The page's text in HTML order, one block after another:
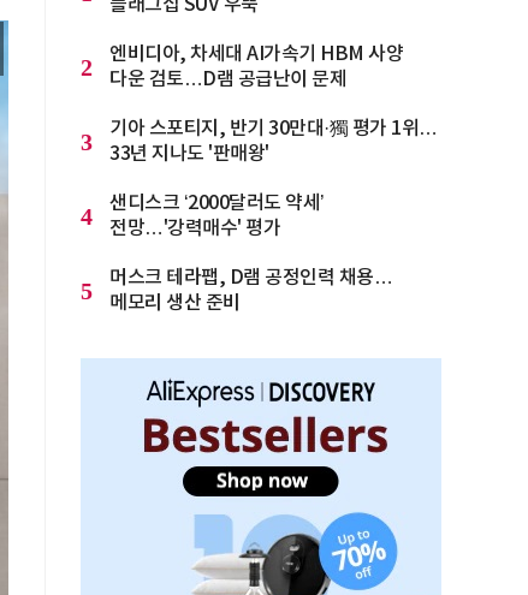
플래그십 SUV 우뚝
2
엔비디아, 차세대 AI가속기 HBM 사양
다운 검토…D램 공급난이 문제
3
기아 스포티지, 반기 30만대·獨 평가 1위…
33년 지나도 '판매왕'
4
샌디스크 ‘2000달러도 약세’
전망…'강력매수' 평가
5
머스크 테라팹, D램 공정인력 채용…
메모리 생산 준비